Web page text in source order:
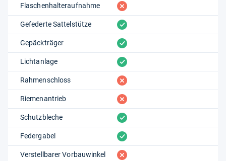
Flaschenhalteraufnahme fehlt
Gefederte Sattelstütze vorhanden
Gepäckträger vorhanden
Lichtanlage vorhanden
Rahmenschloss fehlt
Riemenantrieb fehlt
Schutzbleche vorhanden
Federgabel vorhanden
Verstellbarer Vorbauwinkel fehlt